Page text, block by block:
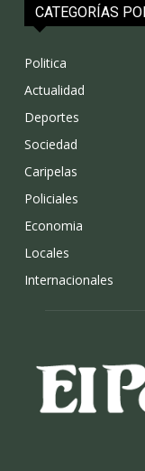
CATEGORÍAS
Politica
Actualidad
Deportes
Sociedad
Caripelas
Policiales
Economia
Locales
Internacionales